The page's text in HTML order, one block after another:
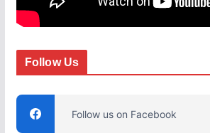
Follow Us
Follow us on Facebook